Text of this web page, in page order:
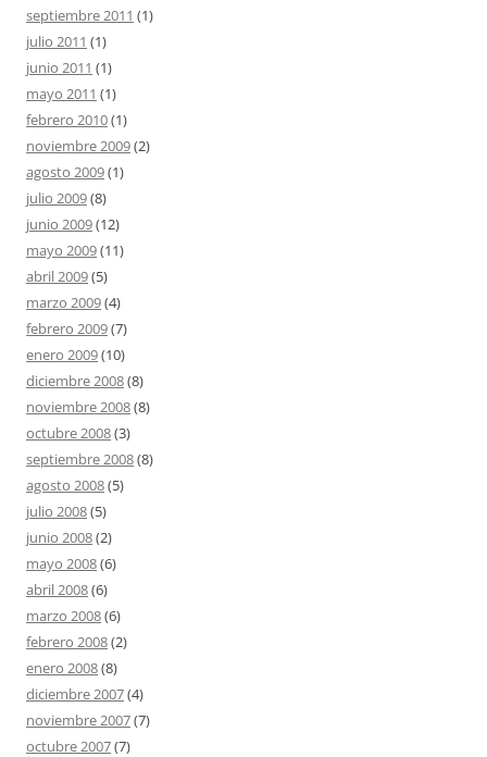
septiembre 2011 (1)
julio 2011 (1)
junio 2011 (1)
mayo 2011 (1)
febrero 2010(1)
noviembre 2009(2)
agosto 2009(1)
julio 2009(8)
junio 2009(12)
mayo 2009(11)
abril 2009(5)
marzo 2009(4)
febrero 2009(7)
enero 2009(10)
diciembre 2008(8)
noviembre 2008(8)
octubre 2008(3)
septiembre 2008(8)
agosto 2008(5)
julio 2008(5)
junio 2008(2)
mayo 2008(6)
abril 2008(6)
marzo 2008(6)
febrero 2008(2)
enero 2008(8)
diciembre 2007(4)
noviembre 2007(7)
octubre 2007(7)